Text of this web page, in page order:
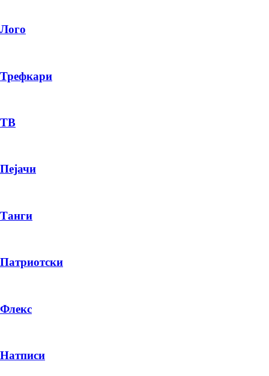
Лого
Трефкари
ТВ
Пејачи
Танги
Патриотски
Флекс
Натписи